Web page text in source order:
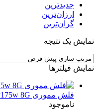
جدیدترین
ارزان‌ترین
گران‌ترین
نمایش یک نتیجه
نمایش فیلترها
فلش مموری HP v175w 8G
ناموجود